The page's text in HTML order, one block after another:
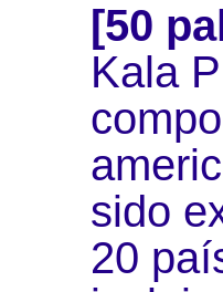
[50
Kala
sido
20